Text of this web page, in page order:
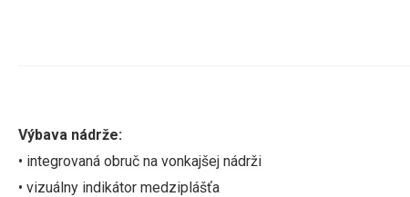
Výbava nádrže:
• integrovaná obruč na vonkajšej nádrži
• vizuálny indikátor medziplášťa